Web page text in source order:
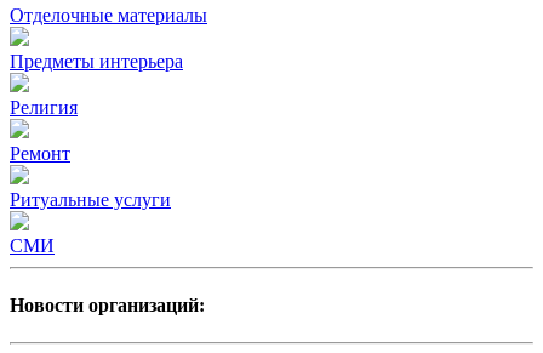
Отделочные материалы
Предметы интерьера
Религия
Ремонт
Ритуальные услуги
СМИ
Новости организаций: